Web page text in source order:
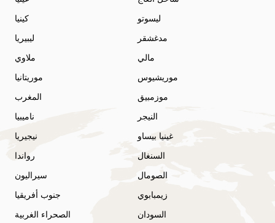
كينيا
ليسوتو
ليبيريا
مدغشقر
ملاوي
مالي
موريتانيا
موريشيوس
المغرب
موزمبيق
ناميبيا
النيجر
نيجيريا
غينيا بيساو
رواندا
السنغال
سيراليون
الصومال
جنوب أفريقيا
زيمبابوي
الصحراء الغربية
السودان